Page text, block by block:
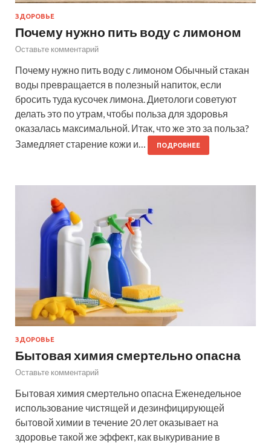
ЗДОРОВЬЕ
Почему нужно пить воду с лимоном
Оставьте комментарий
Почему нужно пить воду с лимоном Обычный стакан
воды превращается в полезный напиток, если
бросить туда кусочек лимона. Диетологи советуют
делать это по утрам, чтобы польза для здоровья
оказалась максимальной. Итак, что же это за польза?
Замедляет старение кожи и…
ПОДРОБНЕЕ
ЗДОРОВЬЕ
Бытовая химия смертельно опасна
Оставьте комментарий
Бытовая химия смертельно опасна Еженедельное
использование чистящей и дезинфицирующей
бытовой химии в течение 20 лет оказывает на
здоровье такой же эффект, как выкуривание в